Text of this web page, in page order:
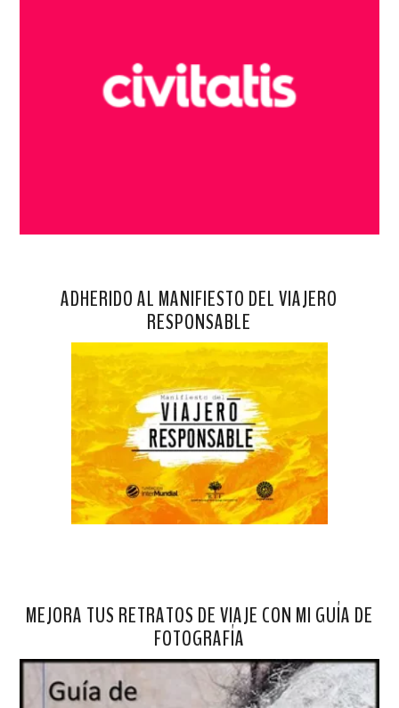
ADHERIDO AL MANIFIESTO DEL VIAJERO
RESPONSABLE
MEJORA TUS RETRATOS DE VIAJE CON MI GUÍA DE
FOTOGRAFÍA